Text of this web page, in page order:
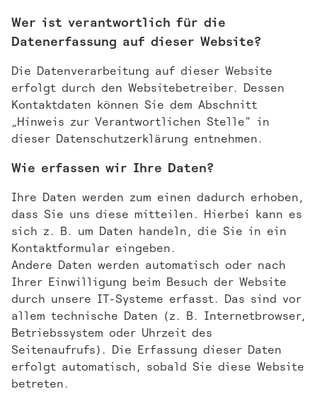
Wer ist verantwortlich für die
Datenerfassung auf dieser Website?
Die Datenverarbeitung auf dieser Website
erfolgt durch den Websitebetreiber. Dessen
Kontaktdaten können Sie dem Abschnitt
„Hinweis zur Verantwortlichen Stelle“ in
dieser Datenschutzerklärung entnehmen.
Wie erfassen wir Ihre Daten?
Ihre Daten werden zum einen dadurch erhoben,
dass Sie uns diese mitteilen. Hierbei kann es
sich z. B. um Daten handeln, die Sie in ein
Kontaktformular eingeben.
Andere Daten werden automatisch oder nach
Ihrer Einwilligung beim Besuch der Website
durch unsere IT-Systeme erfasst. Das sind vor
allem technische Daten (z. B. Internetbrowser,
Betriebssystem oder Uhrzeit des
Seitenaufrufs). Die Erfassung dieser Daten
erfolgt automatisch, sobald Sie diese Website
betreten.